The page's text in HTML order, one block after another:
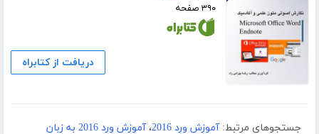
۳۹۰ صفحه
دریافت از کتابراه
جستجوهای مرتبط: آموزش ورد 2016 ،
آموزش ورد 2016 به زبان